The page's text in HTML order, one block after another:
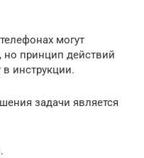
могут
но принцип действий
инструкции.
задачи является